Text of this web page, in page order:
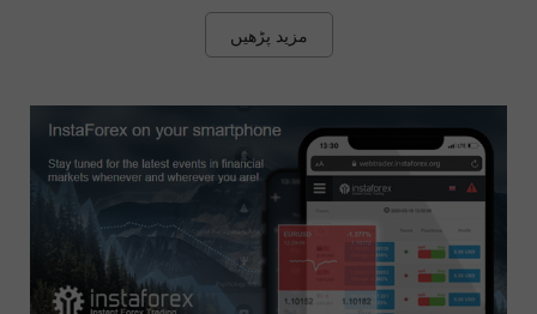
مزید پڑھیں